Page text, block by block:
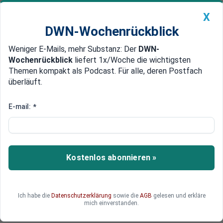
Newsticker MEIN DWN: Geldanlage Premium
Edelmetalle DWN-Magazin China
Hinrichtung eines Chinesen
IS provoziert China: Peking
kündigt stärkeren Einsatz in
Syrien an
Der IS hat mit der Hinrichtung eines
sich gezogen. Eine scharfe Mitteilung aus Peking
könnte das Vorspiel zu einem Engagement
X
DWN-Wochenrückblick
Weniger E-Mails, mehr Substanz: Der DWN-
Wochenrückblick liefert 1x/Woche die wichtigsten
Themen kompakt als Podcast. Für alle, deren Postfach
überläuft.
E-mail: *
Kostenlos abonnieren »
Ich habe die Datenschutzerklärung sowie die AGB gelesen und erkläre
mich einverstanden.